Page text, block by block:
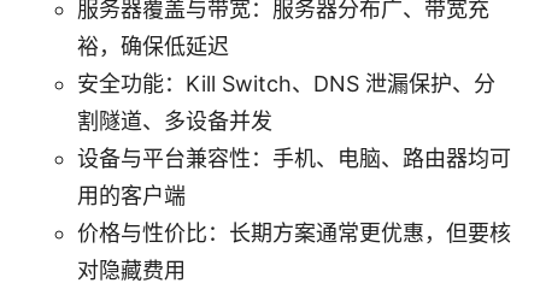
服务器覆盖与带宽：服务器分布广、带宽充
裕，确保低延迟
安全功能：Kill Switch、DNS 泄漏保护、分
割隧道、多设备并发
设备与平台兼容性：手机、电脑、路由器均可
用的客户端
价格与性价比：长期方案通常更优惠，但要核
对隐藏费用